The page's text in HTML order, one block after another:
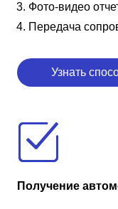
Фото-видео
Передача
Узнать
Получение